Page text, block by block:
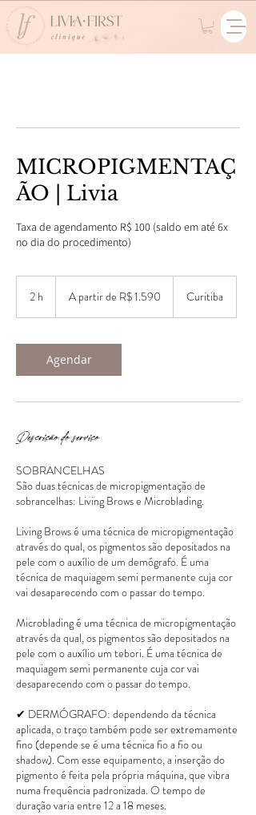
MICROPIGMENTAÇ
ÃO | Livia
Taxa de agendamento R$ 100 (saldo em até 6x
no dia do procedimento)
2 h
Reais
A partir de R$ 1.590 Curitiba
Agendar
Descrição do serviço
SOBRANCELHAS
São duas técnicas de micropigmentação de
sobrancelhas: Living Brows e Microblading.
Living Brows é uma técnica de micropigmentação
através do qual, os pigmentos são depositados na
pele com o auxílio de um demógrafo. É uma
técnica de maquiagem semi permanente cuja cor
vai desaparecendo com o passar do tempo.
Microblading é uma técnica de micropigmentação
através da qual, os pigmentos são depositados na
pele com o auxílio um tebori. É uma técnica de
maquiagem semi permanente cuja cor vai
desaparecendo com o passar do tempo.
✔ DERMÓGRAFO: dependendo da técnica
aplicada, o traço também pode ser extremamente
fino (depende se é uma técnica fio a fio ou
shadow). Com esse equipamento, a inserção do
pigmento é feita pela própria máquina, que vibra
numa frequência padronizada. O tempo de
duração varia entre 12 a 18 meses.